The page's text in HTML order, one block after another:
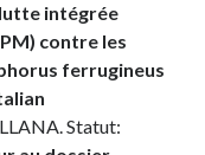
intégrée
contre les
ferrugineus
Statut: